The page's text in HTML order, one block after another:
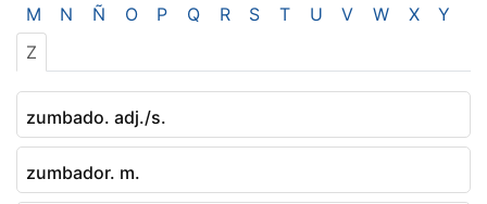
M
N Ñ O P Q R S T U V W X
Y
Z
zumbado. adj./s.
zumbador. m.